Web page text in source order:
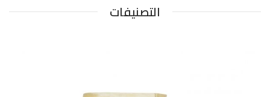
التصنيفات